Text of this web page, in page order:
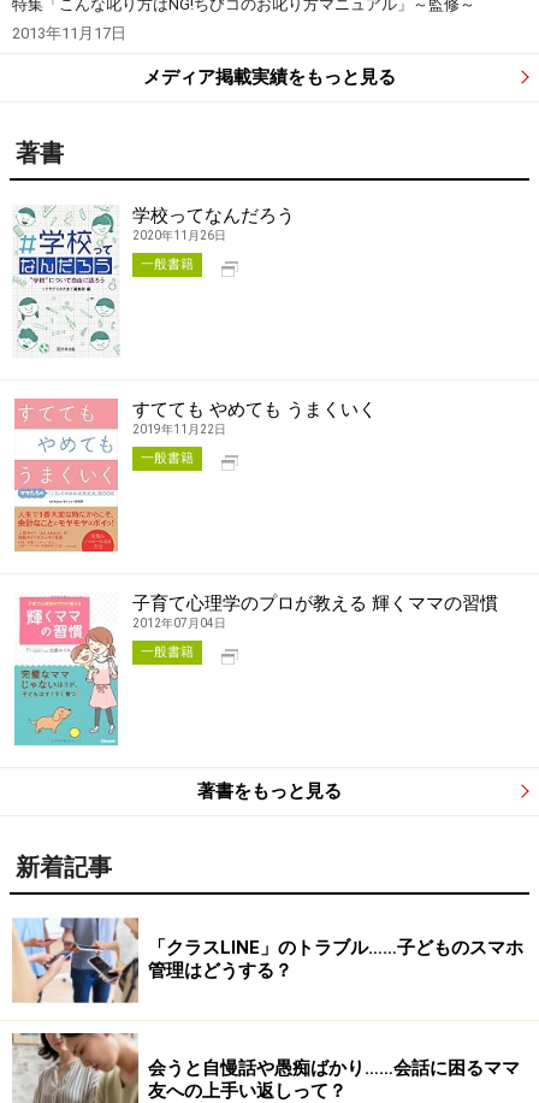
特集「こんな叱り方はNG!ちびコのお叱り方マニュアル」～監修～
2013年11月17日
メディア掲載実績をもっと見る
著書
学校ってなんだろう
2020年11月26日
一般書籍
すてても やめても うまくいく
2019年11月22日
一般書籍
子育て心理学のプロが教える 輝くママの習慣
2012年07月04日
一般書籍
著書をもっと見る
新着記事
「クラスLINE」のトラブル……子どものスマホ
管理はどうする？
会うと自慢話や愚痴ばかり……会話に困るママ
友への上手い返しって？